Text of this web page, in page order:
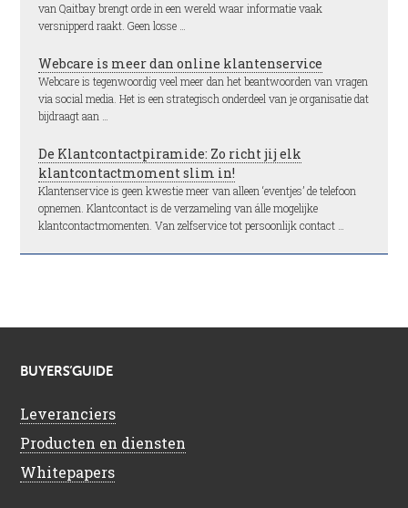
van Qaitbay brengt orde in een wereld waar informatie vaak
versnipperd raakt. Geen losse …
Webcare is meer dan online klantenservice
Webcare is tegenwoordig veel meer dan het beantwoorden van vragen
via social media. Het is een strategisch onderdeel van je organisatie dat
bijdraagt aan …
De Klantcontactpiramide: Zo richt jij elk
klantcontactmoment slim in!
Klantenservice is geen kwestie meer van alleen ‘eventjes’ de telefoon
opnemen. Klantcontact is de verzameling van álle mogelijke
klantcontactmomenten. Van zelfservice tot persoonlijk contact …
BUYERS’GUIDE
Leveranciers
Producten en diensten
Whitepapers